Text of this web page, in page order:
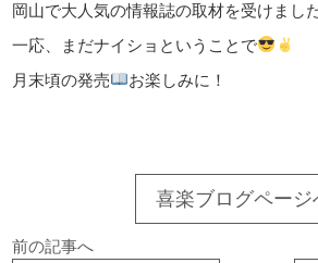
岡山で大人気の情報誌の取材を受けまし
一応、まだナイショということで
月末頃の発売
お楽しみに！
喜楽ブログページ
前の記事へ